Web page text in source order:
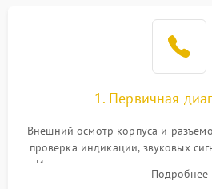
1. Первичная
Внешний осмотр корпуса и
проверка индикации, звуковых
Измерение входного и
реакции ИБП на отключение
Подробнее